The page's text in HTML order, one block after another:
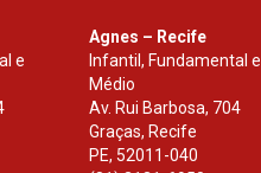
e
Agnes – Recife
Infantil, Fundamental e
Médio
Av. Rui Barbosa, 704
Graças, Recife
PE, 52011-040